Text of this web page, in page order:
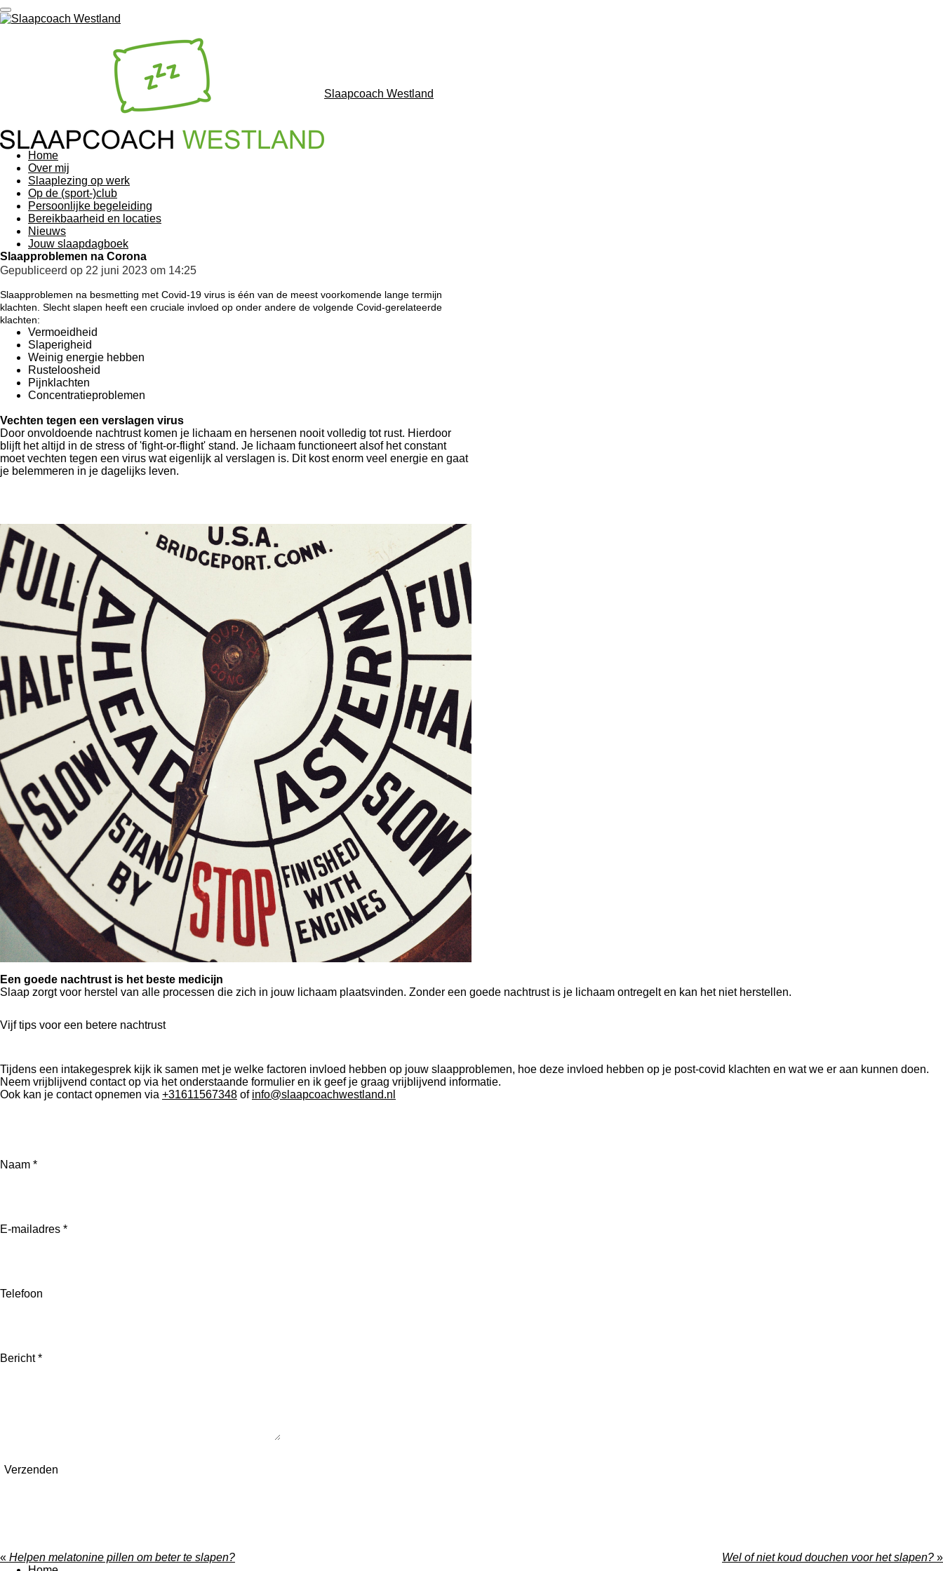
Ga
direct
Slaapcoach Westland
Home
Over mij
Slaaplezing op werk
Op de (sport-)club
Persoonlijke begeleiding
Bereikbaarheid en locaties
Nieuws
Jouw slaapdagboek
Slaapproblemen na Corona
Gepubliceerd op 22 juni 2023 om 14:25
Slaapproblemen na besmetting met Covid-19 virus is één van de meest voorkomende lange termijn
klachten. Slecht slapen heeft een cruciale invloed op onder andere de volgende Covid-gerelateerde
klachten:
Vermoeidheid
Slaperigheid
Weinig energie hebben
Rusteloosheid
Pijnklachten
Concentratieproblemen
Vechten tegen een verslagen virus
Door onvoldoende nachtrust komen je lichaam en hersenen nooit volledig tot rust. Hierdoor
blijft het altijd in de stress of 'fight-or-flight' stand. Je lichaam functioneert alsof het constant
moet vechten tegen een virus wat eigenlijk al verslagen is. Dit kost enorm veel energie en gaat
je belemmeren in je dagelijks leven.
Een goede nachtrust is het beste medicijn
Slaap zorgt voor herstel van alle processen die zich in jouw lichaam plaatsvinden. Zonder een goede nachtrust is je lichaam ontregelt en kan het niet herstellen.
Vijf tips voor een betere nachtrust
Tijdens een intakegesprek kijk ik samen met je welke factoren invloed hebben op jouw slaapproblemen, hoe deze invloed hebben op je post-covid klachten en wat we er aan kunnen doen.
Neem vrijblijvend contact op via het onderstaande formulier en ik geef je graag vrijblijvend informatie.
Ook kan je contact opnemen via +31611567348 of info@slaapcoachwestland.nl
Naam *
E-mailadres *
Telefoon
Bericht *
Verzenden
« Helpen melatonine pillen om beter te slapen? Wel of niet koud douchen voor het slapen? »